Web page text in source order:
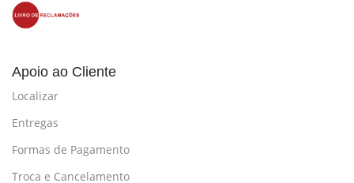
Apoio ao Cliente
Localizar
Entregas
Formas de Pagamento
Troca e Cancelamento